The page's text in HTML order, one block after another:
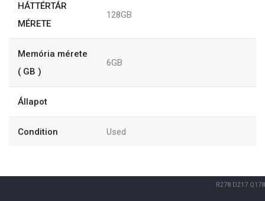
HÁTTÉRTÁR
MÉRETE
128GB
Memória mérete
( GB )
6GB
Állapot
Condition Used
R278 D217 Q178